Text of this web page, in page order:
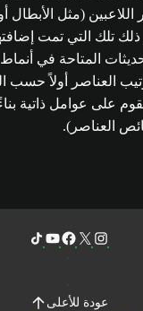
(مثل الأبطال
تلك التي تمت
المتاحة في
العناصر أولاً حسب
على عوامل ذاتية
العناصر).
عودة للأعلى